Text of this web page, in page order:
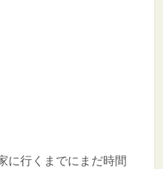
に行くまでにまだ時間